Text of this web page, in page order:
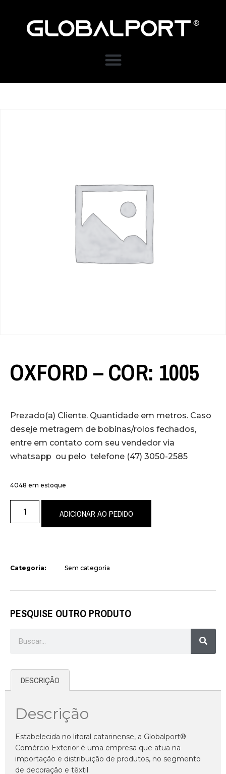
OXFORD – COR: 1005
Prezado(a) Cliente. Quantidade em metros. Caso
deseje metragem de bobinas/rolos fechados,
entre em contato com seu vendedor via
whatsapp ou pelo telefone (47) 3050-2585
4048 em estoque
ADICIONAR AO PEDIDO
Categoria: Sem categoria
PESQUISE OUTRO PRODUTO
DESCRIÇÃO
Descrição
Estabelecida no litoral catarinense, a Globalport®
Comércio Exterior é uma empresa que atua na
importação e distribuição de produtos, no segmento
de decoração e têxtil.